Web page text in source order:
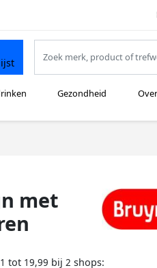
Gezondheid
met
tot 19,99 bij 2 shops: